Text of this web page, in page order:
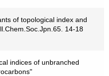
of topological index and
14-18
indices of unbranched